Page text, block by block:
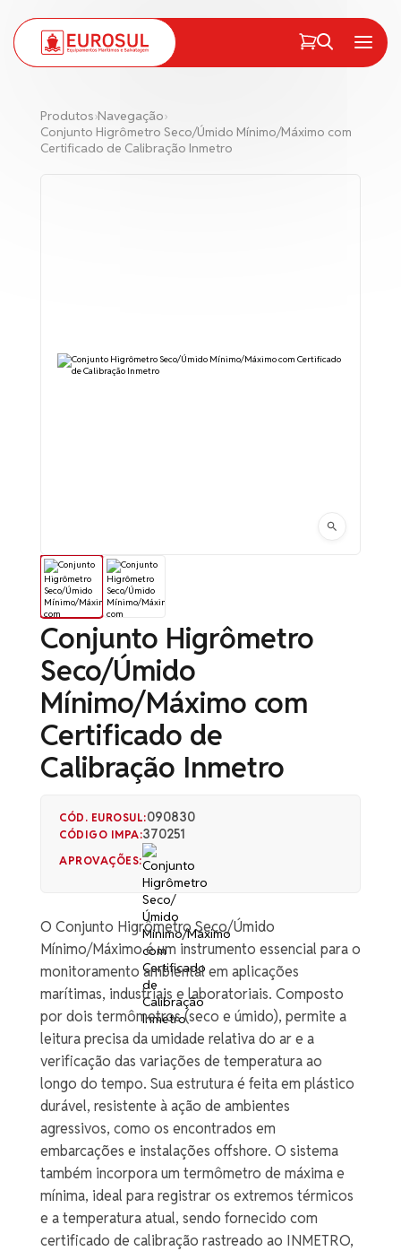
Menu
Produtos›Navegação›
Conjunto Higrômetro Seco/Úmido Mínimo/Máximo com
Certificado de Calibração Inmetro
Conjunto Higrômetro
Seco/Úmido
Mínimo/Máximo com
Certificado de
Calibração Inmetro
CÓD. EUROSUL:090830
CÓDIGO IMPA:370251
APROVAÇÕES:
O Conjunto Higrômetro Seco/Úmido
Mínimo/Máximo é um instrumento essencial para o
monitoramento ambiental em aplicações
marítimas, industriais e laboratoriais. Composto
por dois termômetros (seco e úmido), permite a
leitura precisa da umidade relativa do ar e a
verificação das variações de temperatura ao
longo do tempo. Sua estrutura é feita em plástico
durável, resistente à ação de ambientes
agressivos, como os encontrados em
embarcações e instalações offshore. O sistema
também incorpora um termômetro de máxima e
mínima, ideal para registrar os extremos térmicos
e a temperatura atual, sendo fornecido com
certificado de calibração rastreado ao INMETRO,